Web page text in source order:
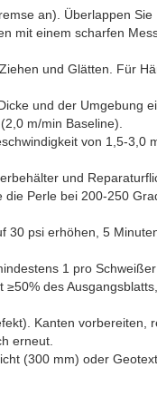
an). Überlappen Sie
mit einem scharfen
und Glätten. Für
und der Umgebung
m/min Baseline).
von 1,5-3,0
und
Perle bei 200-250
30 psi erhöhen, 5
1 pro
≥50% des Ausgangsblatts,
Kanten vorbereiten,
erneut.
(300 mm) oder